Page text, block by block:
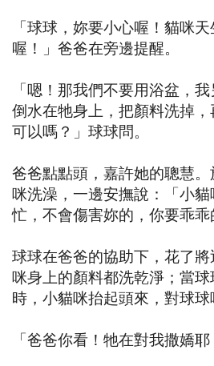
「球球，妳要小心喔！貓咪
喔！」爸爸在旁邊提醒。
「嗯！那我們不要用浴盆，
倒水在牠身上，把顏料洗掉
可以嗎？」球球問。
爸爸點點頭，嘉許她的聰慧
咪洗澡，一邊安撫說：「小
忙，不會傷害妳的，你要乖乖
球球在爸爸的協助下，花了
咪身上的顏料都洗乾淨；當
時，小貓咪抬起頭來，對球球
「爸爸你看！牠在對我撒嬌